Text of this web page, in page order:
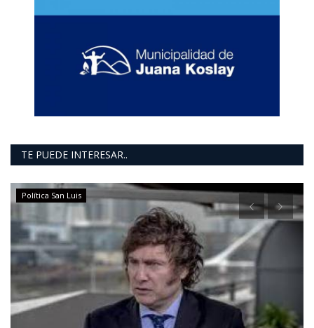
TE PUEDE INTERESAR..
Política San Luis